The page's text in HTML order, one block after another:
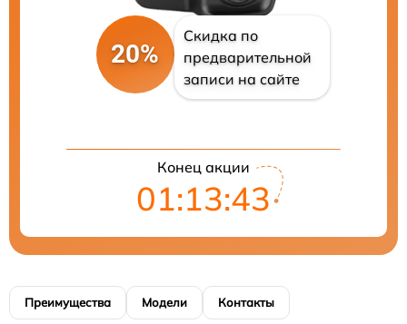
20%
Скидка по
предварительной
записи на сайте
Конец акции
01:13:43
Преимущества Модели Контакты